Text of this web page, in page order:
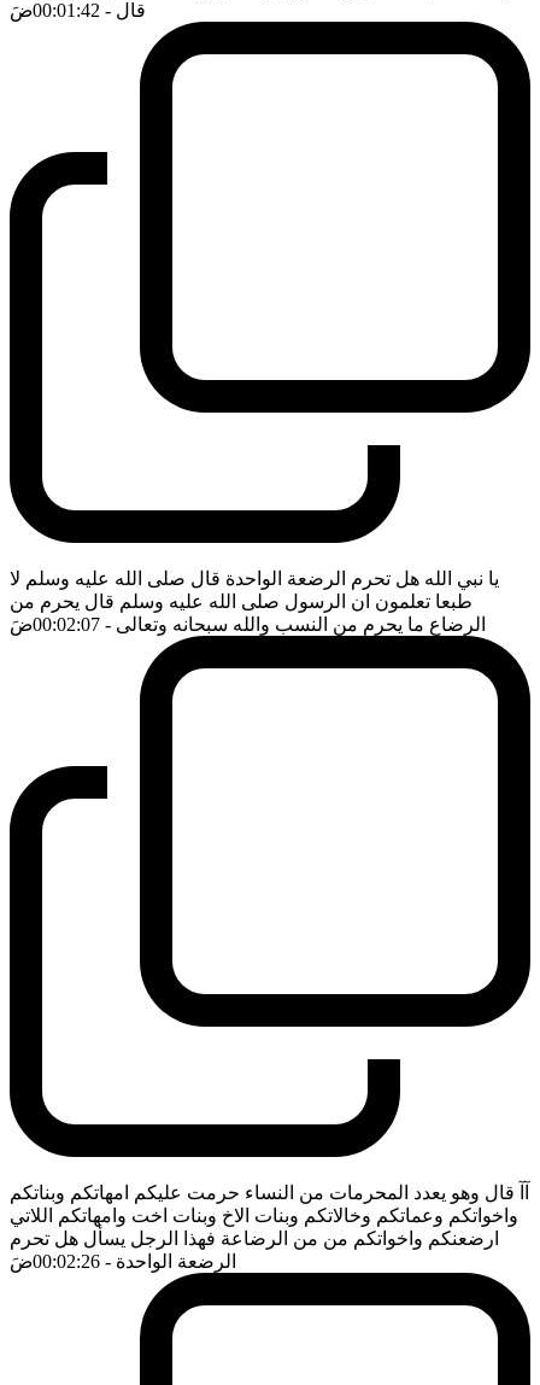
قال - 00:01:42 ضَ
يا نبي الله هل تحرم الرضعة الواحدة قال صلى الله عليه وسلم لا
طبعا تعلمون ان الرسول صلى الله عليه وسلم قال يحرم من
الرضاع ما يحرم من النسب والله سبحانه وتعالى - 00:02:07 ضَ
آآ قال وهو يعدد المحرمات من النساء حرمت عليكم امهاتكم وبناتكم
واخواتكم وعماتكم وخالاتكم وبنات الاخ وبنات اخت وامهاتكم اللاتي
ارضعنكم واخواتكم من من الرضاعة فهذا الرجل يسأل هل تحرم
الرضعة الواحدة - 00:02:26 ضَ